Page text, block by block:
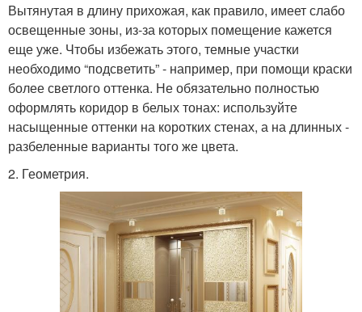
Вытянутая в длину прихожая, как правило, имеет слабо
освещенные зоны, из-за которых помещение кажется
еще уже. Чтобы избежать этого, темные участки
необходимо “подсветить” - например, при помощи краски
более светлого оттенка. Не обязательно полностью
оформлять коридор в белых тонах: используйте
насыщенные оттенки на коротких стенах, а на длинных -
разбеленные варианты того же цвета.
2. Геометрия.